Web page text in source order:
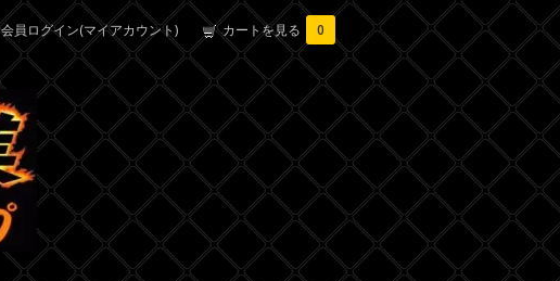
会員ログイン(マイアカウント) カートを見る 0